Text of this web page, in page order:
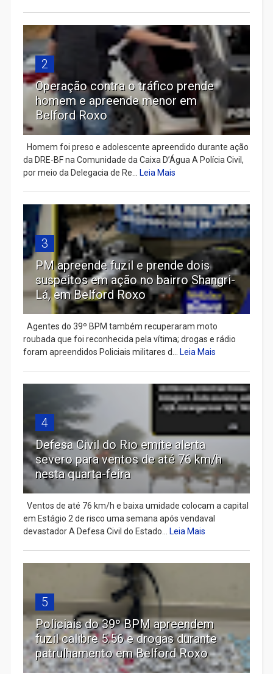
2
Operação contra o tráfico prende
homem e apreende menor em
Belford Roxo
Homem foi preso e adolescente apreendido durante ação
da DRE-BF na Comunidade da Caixa D’Água A Polícia Civil,
por meio da Delegacia de Re...
Leia Mais
3
PM apreende fuzil e prende dois
suspeitos em ação no bairro Shangri-
Lá, em Belford Roxo
Agentes do 39º BPM também recuperaram moto
roubada que foi reconhecida pela vítima; drogas e rádio
foram apreendidos Policiais militares d...
Leia Mais
4
Defesa Civil do Rio emite alerta
severo para ventos de até 76 km/h
nesta quarta-feira
Ventos de até 76 km/h e baixa umidade colocam a capital
em Estágio 2 de risco uma semana após vendaval
devastador A Defesa Civil do Estado...
Leia Mais
5
Policiais do 39º BPM apreendem
fuzil calibre 5.56 e drogas durante
patrulhamento em Belford Roxo